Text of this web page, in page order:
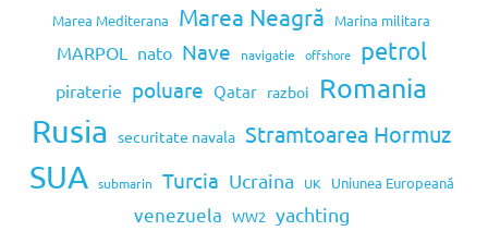
Marea Mediterana Marea Neagră Marina militara
MARPOL nato Nave navigatie offshore petrol
piraterie poluare Qatar razboi Romania
Rusia securitate navala Stramtoarea Hormuz
SUA submarin Turcia Ucraina UK Uniunea Europeană
venezuela WW2 yachting